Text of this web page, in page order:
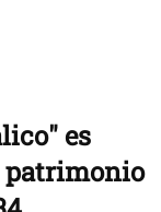
es
patrimonio